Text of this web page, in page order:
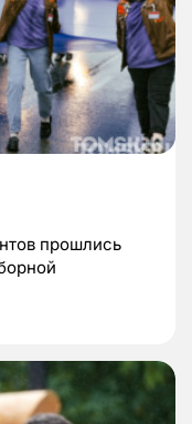
прошлись